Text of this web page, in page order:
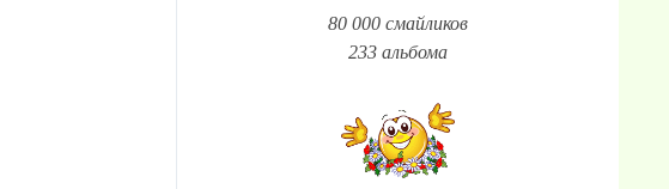
80 000 смайликов
233 альбома